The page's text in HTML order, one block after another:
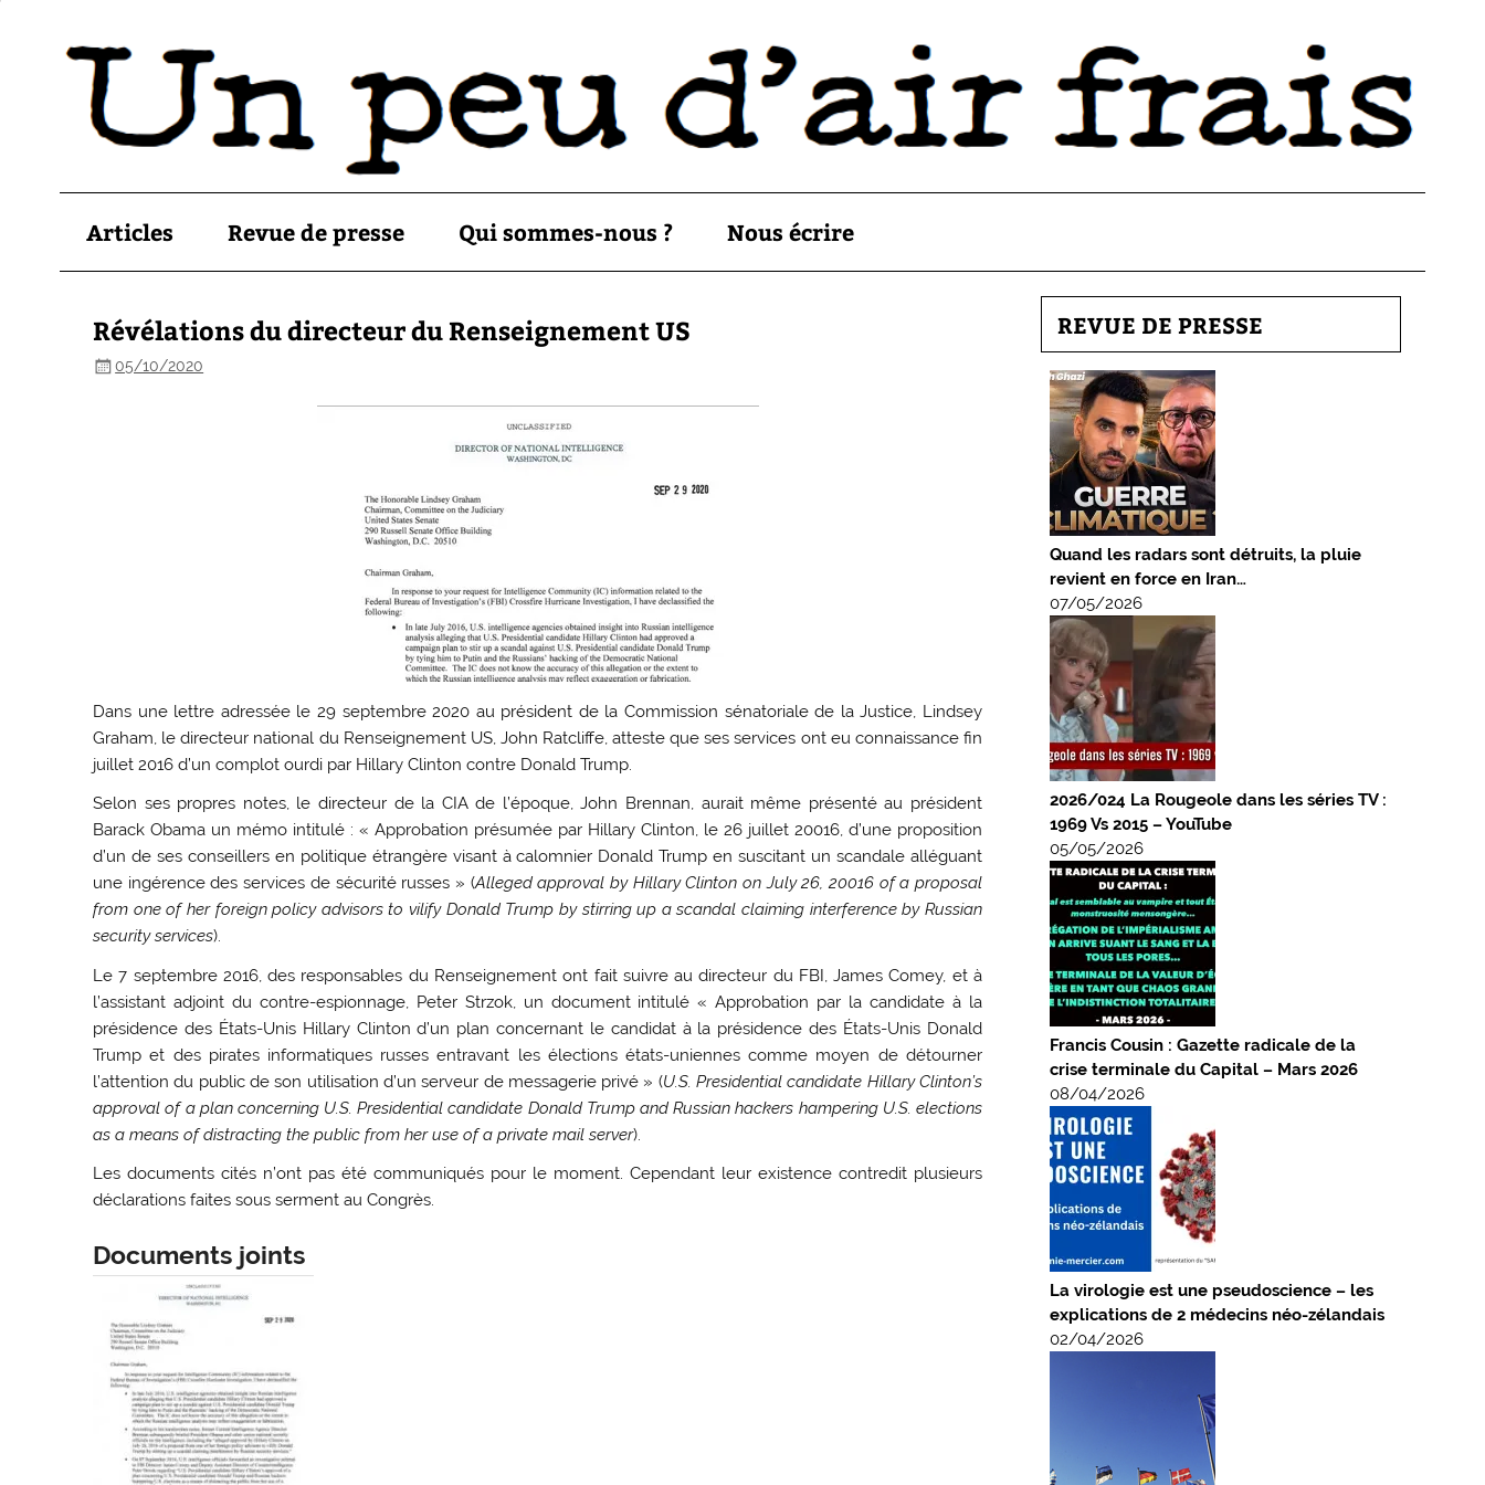
Articles Revue de presse Qui sommes-nous ? Nous écrire
Révélations du directeur du Renseignement US
05/10/2020
Dans une lettre adressée le 29 septembre 2020 au président de la Commission sénatoriale de la Justice, Lindsey
Graham, le directeur national du Renseignement US, John Ratcliffe, atteste que ses services ont eu connaissance fin
juillet 2016 d’un complot ourdi par Hillary Clinton contre Donald Trump.
Selon ses propres notes, le directeur de la CIA de l’époque, John Brennan, aurait même présenté au président
Barack Obama un mémo intitulé : « Approbation présumée par Hillary Clinton, le 26 juillet 20016, d’une proposition
d’un de ses conseillers en politique étrangère visant à calomnier Donald Trump en suscitant un scandale alléguant
une ingérence des services de sécurité russes » (Alleged approval by Hillary Clinton on July 26, 20016 of a proposal
from one of her foreign policy advisors to vilify Donald Trump by stirring up a scandal claiming interference by Russian
security services).
Le 7 septembre 2016, des responsables du Renseignement ont fait suivre au directeur du FBI, James Comey, et à
l’assistant adjoint du contre-espionnage, Peter Strzok, un document intitulé « Approbation par la candidate à la
présidence des États-Unis Hillary Clinton d’un plan concernant le candidat à la présidence des États-Unis Donald
Trump et des pirates informatiques russes entravant les élections états-uniennes comme moyen de détourner
l’attention du public de son utilisation d’un serveur de messagerie privé » (U.S. Presidential candidate Hillary Clinton’s
approval of a plan concerning U.S. Presidential candidate Donald Trump and Russian hackers hampering U.S. elections
as a means of distracting the public from her use of a private mail server).
Les documents cités n’ont pas été communiqués pour le moment. Cependant leur existence contredit plusieurs
déclarations faites sous serment au Congrès.
Documents joints
REVUE DE PRESSE
Quand les radars sont détruits, la pluie
revient en force en Iran…
07/05/2026
2026/024 La Rougeole dans les séries TV :
1969 Vs 2015 – YouTube
05/05/2026
Francis Cousin : Gazette radicale de la
crise terminale du Capital – Mars 2026
08/04/2026
La virologie est une pseudoscience – les
explications de 2 médecins néo-zélandais
02/04/2026